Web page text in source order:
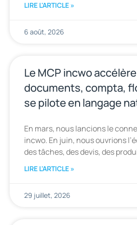
LIRE L'ARTICLE »
6 août, 2026
Le MCP incwo
documents, compta,
se pilote en langage
En mars, nous lancions le
incwo. En juin, nous ouvrions
des tâches, des devis, des
LIRE L'ARTICLE »
29 juillet, 2026